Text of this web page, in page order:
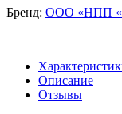
Бренд: ООО «НПП
Описание
Отзывы